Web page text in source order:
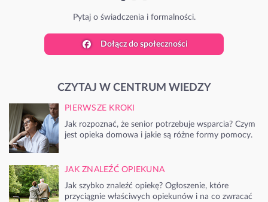
Dołącz do społeczności
CZYTAJ W CENTRUM WIEDZY
PIERWSZE KROKI
Jak rozpoznać, że senior potrzebuje wsparcia? Czym
jest opieka domowa i jakie są różne formy pomocy.
JAK ZNALEŹĆ OPIEKUNA
Jak szybko znaleźć opiekę? Ogłoszenie, które
przyciągnie właściwych opiekunów i na co zwracać